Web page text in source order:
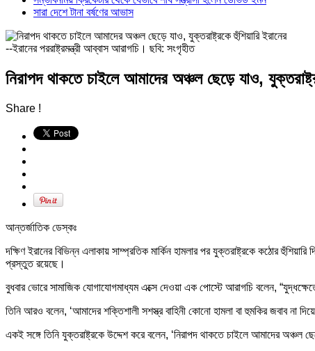
সারা দেশে টানা বর্ষণের আভাস
--ইরানের পররাষ্ট্রমন্ত্রী আব্বাস আরাগচি। ছবি: সংগৃহীত
নিরাপদ থাকতে চাইলে আমাদের অঞ্চল ছেড়ে যাও,
Share !
আন্তর্জাতিক ডেস্কঃ
দক্ষিণ ইরানের বিভিন্ন এলাকায় সাম্প্রতিক মার্কিন হামলার পর যুক্তরাষ্ট্রকে কঠোর
প্রস্তুত রয়েছে।
বুধবার ভোরে সামাজিক যোগাযোগমাধ্যম এক্সে দেওয়া এক পোস্টে আরাগচি বলেন,
তিনি আরও বলেন, ‘আমাদের শক্তিশালী সশস্ত্র বাহিনী কোনো হামলা বা হুমকির জবাব না
একই সঙ্গে তিনি যুক্তরাষ্ট্রকে উদ্দেশ করে বলেন, ‘নিরাপদ থাকতে চাইলে আমাদের অঞ্চল